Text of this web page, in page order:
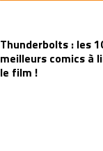
Thunderbolts : les
meilleurs comics à
le film !